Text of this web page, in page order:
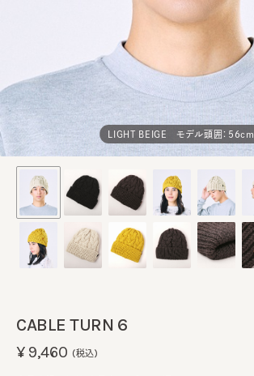
LIGHT BEIGE モデル頭囲：56cm
CABLE TURN 6
¥9,460 (税込)